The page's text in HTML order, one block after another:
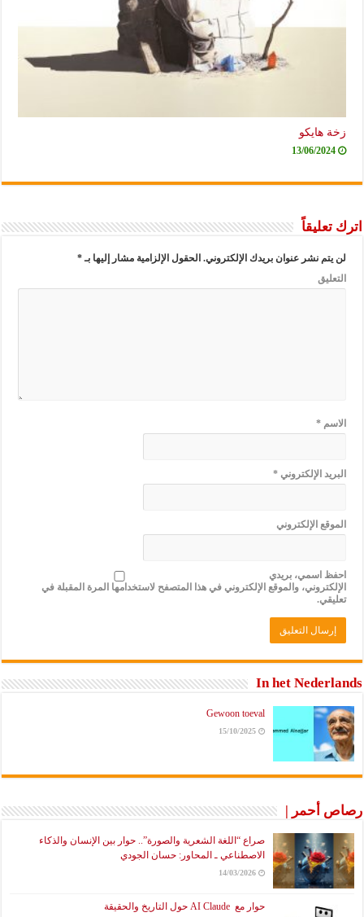
زخة هايكو
13/06/2024
اترك تعليقاً
لن يتم نشر عنوان بريدك الإلكتروني. الحقول الإلزامية مشار إليها بـ*
التعليق
الاسم*
البريد الإلكتروني*
الموقع الإلكتروني
احفظ اسمي، بريدي
الإلكتروني، والموقع الإلكتروني في هذا المتصفح لاستخدامها المرة المقبلة في
تعليقي.
In het Nederlands
Gewoon toeval
15/10/2025
رصاص أحمر |
صراع “اللغة الشعرية والصورة”.. حوار بين الإنسان والذكاء
الاصطناعي ـ المحاور: حسان الجودي
14/03/2026
حوار مع AI Claude حول التاريخ والحقيقة